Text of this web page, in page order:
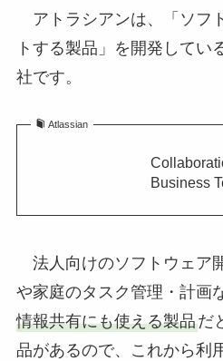
アトラシアンは、「ソフ
トする製品」を開発してい
社です。
Atlassian
Business
法人向けのソフトウェア
や家庭のタスク管理・計画
情報共有にも使える製品だ
品があるので、これから利